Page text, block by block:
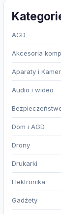
AGD
Akcesoria
Aparaty i
Audio i wideo
Dom i AGD
Drony
Drukarki
Elektronika
Gadżety